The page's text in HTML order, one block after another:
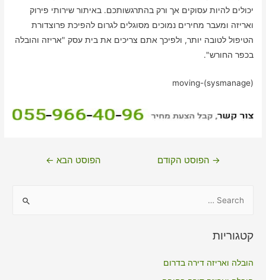
יכולים להיות עסוקים אך ורק בהתרגשותכם. באיתור שירותי פירוק
ואריזה ומעבר מחירים נמוכים מסוגלים לגרום להפיכת פרוצדורת
הטיפול לטובה יותר, ולפיכך אתם צריכים את בית עסק "אריזה והובלה
בכפר החורש".
moving-(sysmanage)
ניווט→ הפוסט הקודם הפוסט הבא ←
r
קטגוריות
הובלה ואריזה דירה בדרום